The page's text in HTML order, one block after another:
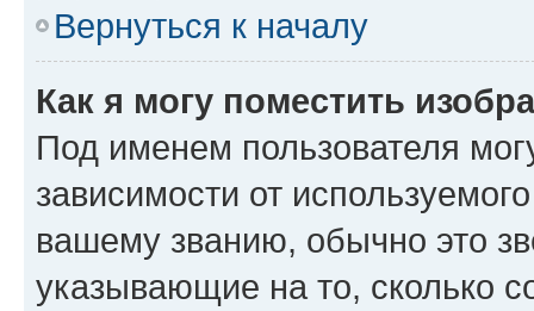
Вернуться к началу
Как я могу поместить
Под именем пользователя
зависимости от
вашему званию, обычно это
указывающие на то, сколько